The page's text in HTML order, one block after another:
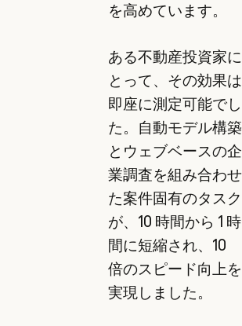
を高めています。
ある不動産投資家に
とって、その効果は
即座に測定可能でし
た。自動モデル構築
とウェブベースの企
業調査を組み合わせ
た案件固有のタスク
が、10 時間から 1 時
間に短縮され、10
倍のスピード向上を
実現しました。